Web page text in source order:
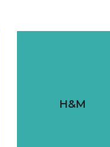
H&M